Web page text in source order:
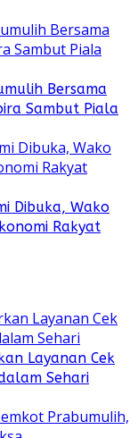
Bersama
Sambut Piala
Dibuka, Wako
Rakyat
Layanan Cek
Sehari